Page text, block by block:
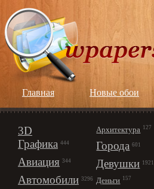
Главная Новые обои
3D
Графика 444
Авиация 344
Автомобили 3296
Архитектура 127
Города 601
Девушки 1921
Деньги 157